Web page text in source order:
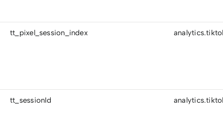
tt_pixel_session_index
tt_sessionId